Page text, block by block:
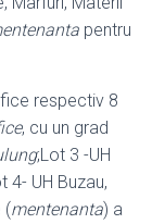
pentru
respectiv 8
, cu un grad
;Lot 3 -UH
UH Buzau,
(mentenanta) a